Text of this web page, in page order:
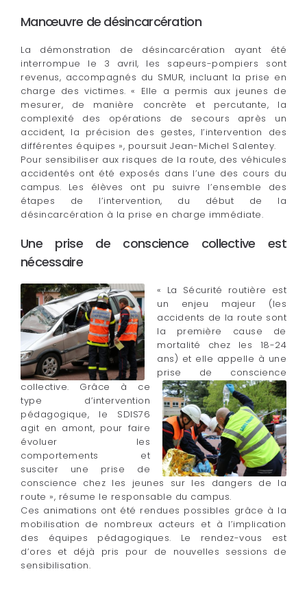
Manœuvre de désincarcération
La démonstration de désincarcération ayant été
interrompue le 3 avril, les sapeurs-pompiers sont
revenus, accompagnés du SMUR, incluant la prise en
charge des victimes. « Elle a permis aux jeunes de
mesurer, de manière concrète et percutante, la
complexité des opérations de secours après un
accident, la précision des gestes, l’intervention des
différentes équipes », poursuit Jean-Michel Salentey.
Pour sensibiliser aux risques de la route, des véhicules
accidentés ont été exposés dans l’une des cours du
campus. Les élèves ont pu suivre l’ensemble des
étapes de l’intervention, du début de la
désincarcération à la prise en charge immédiate.
Une prise de conscience collective est
nécessaire
« La Sécurité routière est
un enjeu majeur (les
accidents de la route sont
la première cause de
mortalité chez les 18-24
ans) et elle appelle à une
prise de conscience
collective. Grâce à ce
type d’intervention
pédagogique, le SDIS76
agit en amont, pour faire
évoluer les
comportements et
susciter une prise de
conscience chez les jeunes sur les dangers de la
route », résume le responsable du campus.
Ces animations ont été rendues possibles grâce à la
mobilisation de nombreux acteurs et à l’implication
des équipes pédagogiques. Le rendez-vous est
d’ores et déjà pris pour de nouvelles sessions de
sensibilisation.